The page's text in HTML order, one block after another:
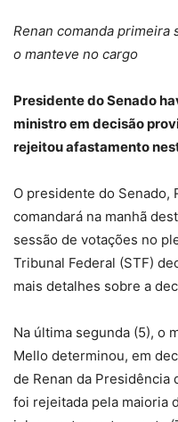
Renan comanda primeira
o manteve no cargo
Presidente do Senado
ministro em decisão
rejeitou afastamento
O presidente do Senado,
comandará na manhã
sessão de votações no
Tribunal Federal (STF)
mais detalhes sobre a
Na última segunda (5), o
Mello determinou, em
de Renan da Presidência
foi rejeitada pela maioria